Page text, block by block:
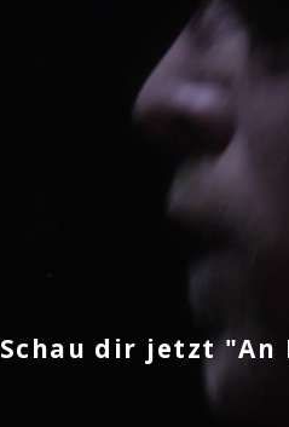
Schau dir jetzt "An